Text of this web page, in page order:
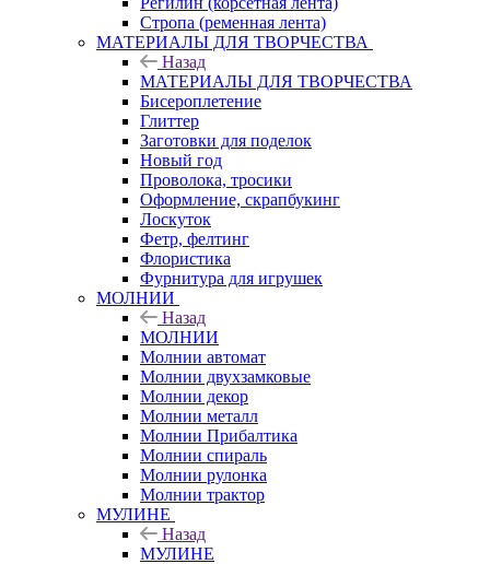
Стропа (ременная лента)
МАТЕРИАЛЫ ДЛЯ ТВОРЧЕСТВА
Назад
МАТЕРИАЛЫ ДЛЯ ТВОРЧЕСТВА
Бисероплетение
Глиттер
Заготовки для поделок
Новый год
Проволока, тросики
Оформление, скрапбукинг
Лоскуток
Фетр, фелтинг
Флористика
Фурнитура для игрушек
МОЛНИИ
Назад
МОЛНИИ
Молнии автомат
Молнии двухзамковые
Молнии декор
Молнии металл
Молнии Прибалтика
Молнии спираль
Молнии рулонка
Молнии трактор
МУЛИНЕ
Назад
МУЛИНЕ